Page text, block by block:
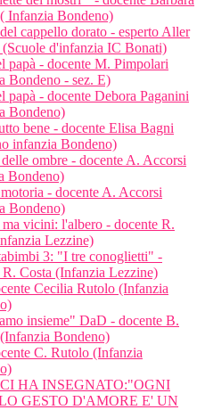
Infanzia Bondeno)
cappello dorato - esperto Aller
d'infanzia IC Bonati)
papà - docente M. Pimpolari
Bondeno - sez. E)
papà - docente Debora Paganini
Bondeno)
bene - docente Elisa Bagni
infanzia Bondeno)
ombre - docente A. Accorsi
Bondeno)
- docente A. Accorsi
Bondeno)
vicini: l'albero - docente R.
Lezzine)
3: "I tre conoglietti" -
R. Costa (Infanzia Lezzine)
Cecilia Rutolo (Infanzia
insieme" DaD - docente B.
Bondeno)
C. Rutolo (Infanzia
HA INSEGNATO:"OGNI
GESTO D'AMORE E' UN